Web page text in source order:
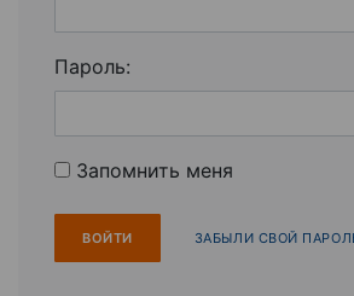
Пароль:
Запомнить меня
ЗАБЫЛИ СВОЙ